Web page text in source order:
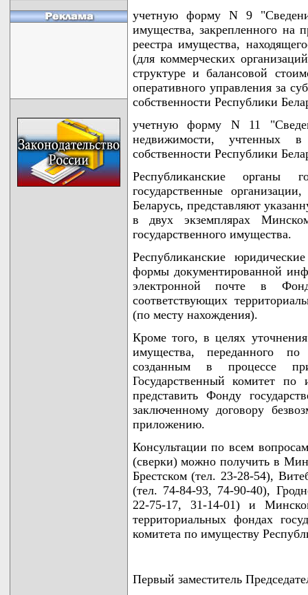
учетную форму N 9
имущества, закрепленного на
реестра имущества,
(для коммерческих
структуре и балансовой
оперативного управления за
собственности Республики
учетную форму N 11
недвижимости, учтенных
собственности Республики
Республиканские органы
государственные
Беларусь, представляют
в двух экземплярах
государственного имущества.
Республиканские
формы документированной
электронной почте в
соответствующих
(по месту нахождения).
Кроме того, в целях
имущества, переданного по
созданным в процессе
Государственный комитет
представить Фонду
заключенному договору
приложению.
Консультации по всем
(сверки) можно получить в
Брестском (тел. 23-28-54),
(тел. 74-84-93, 74-90-40),
22-75-17, 31-14-01) и
территориальных фондах
комитета по имуществу
Первый заместитель